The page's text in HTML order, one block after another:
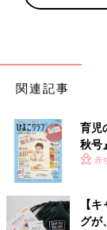
関連記事
育児
秋号
いっ
赤
【
グが